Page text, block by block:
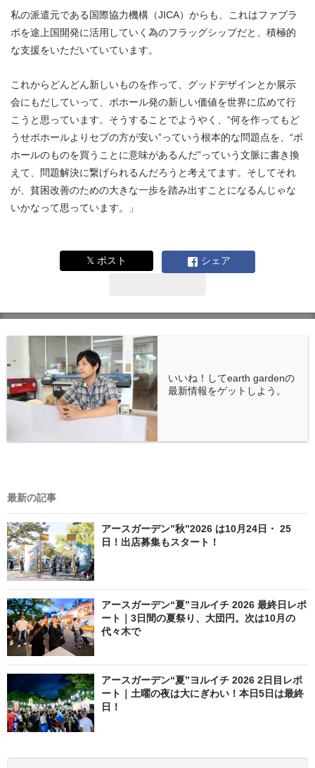
私の派遣元である国際協力機構（JICA）からも、これはファブラ
ボを途上国開発に活用していく為のフラッグシップだと、積極的
な支援をいただいていています。
これからどんどん新しいものを作って、グッドデザインとか展示
会にもだしていって、ボホール発の新しい価値を世界に広めて行
こうと思っています。そうすることでようやく、“何を作ってもど
うせボホールよりセブの方が安い”っていう根本的な問題点を、“ボ
ホールのものを買うことに意味があるんだ”っていう文脈に書き換
えて、問題解決に繋げられるんだろうと考えてます。そしてそれ
が、貧困改善のための大きな一歩を踏み出すことになるんじゃな
いかなって思っています。」
𝕏 ポスト シェア
いいね！してearth gardenの
最新情報をゲットしよう。
最新の記事
アースガーデン”秋”2026 は10月24日・ 25
日！出店募集もスタート！
アースガーデン“夏”ヨルイチ 2026 最終日レポ
ート｜3日間の夏祭り、大団円。次は10月の
代々木で
アースガーデン“夏”ヨルイチ 2026 2日目レポ
ート｜土曜の夜は大にぎわい！本日5日は最終
日！